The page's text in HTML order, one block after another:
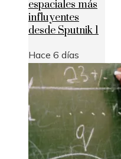
espaciales más
influyentes
desde Sputnik 1
Hace 6 días